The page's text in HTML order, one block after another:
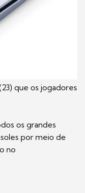
que os jogadores
os grandes
por meio de
no